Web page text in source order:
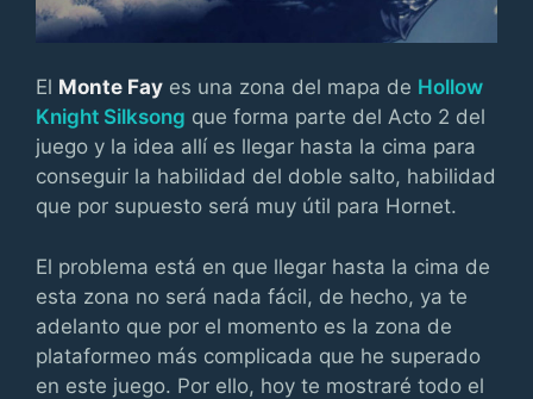
El Monte Fay es una zona del mapa de Hollow
Knight Silksong que forma parte del Acto 2 del
juego y la idea allí es llegar hasta la cima para
conseguir la habilidad del doble salto, habilidad
que por supuesto será muy útil para Hornet.
El problema está en que llegar hasta la cima de
esta zona no será nada fácil, de hecho, ya te
adelanto que por el momento es la zona de
plataformeo más complicada que he superado
en este juego. Por ello, hoy te mostraré todo el